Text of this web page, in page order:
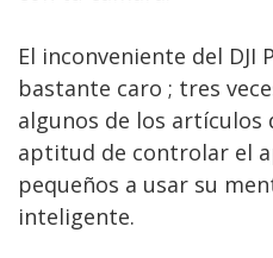
El inconveniente del DJI
bastante caro ; tres
algunos de los artículos
aptitud de controlar el
pequeños a usar su
inteligente.